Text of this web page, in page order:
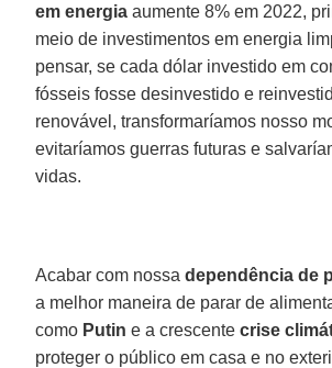
em energia aumente 8% em 2022,
meio de investimentos em energia
pensar, se cada dólar investido em
fósseis fosse desinvestido e
renovável, transformaríamos nosso
evitaríamos guerras futuras e
vidas.
Acabar com nossadependência de
a melhor maneira de parar de
como Putin e a crescentecrise
proteger o público em casa e no